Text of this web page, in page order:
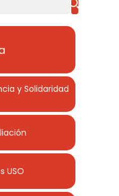
y Solidaridad
USO